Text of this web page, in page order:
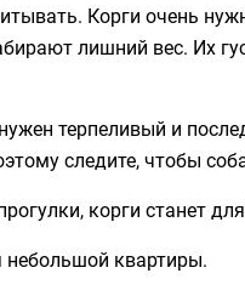
Корги очень
лишний вес. Их
терпеливый и
следите, чтобы
корги станет
квартиры.